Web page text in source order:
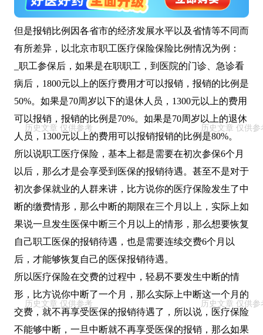
但是报销比例因各省市的经济发展水平以及省情等不同而
有所差异，以北京市职工医疗保险保险比例情况为例：
_职工参保后，如果是在职职工，到医院的门诊、急诊看
病后，1800元以上的医疗费用才可以报销，报销的比例是
50%。如果是70周岁以下的退休人员，1300元以上的费用
可以报销，报销的比例是70%。如果是70周岁以上的退休
人员，1300元以上的费用可以报销报销的比例是80%。
所以说职工医疗保险，基本上都是需要在初次参保6个月
以后，那么才是会享受到医保的报销待遇。甚至不是对于
初次参保就业的人群来讲，比方说你的医疗保险发生了中
断的缴费情形，那么中断的期限在三个月以上，实际上如
果说一旦发生医保中断三个月以上的情形，那么想要恢复
自己职工医保的报销待遇，也是需要连续交费6个月以
后，才能够恢复自己的医保报销待遇。
所以医疗保险在交费的过程中，轻易不要发生中断的情
形，比方说你中断了一个月，那么实际上中断这一个月的
交费，就不再享受医保的报销待遇了，所以说，医疗保险
不能够中断，一旦中断就不再享受医保的报销，那么如果